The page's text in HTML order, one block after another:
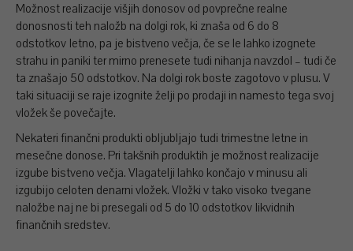
Možnost realizacije višjih donosov od povprečne realne
donosnosti teh naložb na dolgi rok, ki znaša od 6 do 8
odstotkov letno, pa je bistveno večja, če se le lahko izognete
strahu in paniki ter mirno prenesete tudi nihanja navzdol – tudi če
ta znašajo 50 odstotkov. Na dolgi rok boste zagotovo v plusu. V
taki situaciji se raje izognite želji po prodaji in namesto tega svoj
vložek še povečajte.
Nekateri finančni produkti obljubljajo tudi trimestne letne in
mesečne donose. Pri takšnih produktih je možnost realizacije
izgube bistveno večja. Vlagatelji lahko končajo v minusu ali
izgubijo celoten denarni vložek. Vložki v tako visoko tvegane
naložbe naj ne bi presegali od 5 do 10 odstotkov likvidnih
finančnih sredstev.